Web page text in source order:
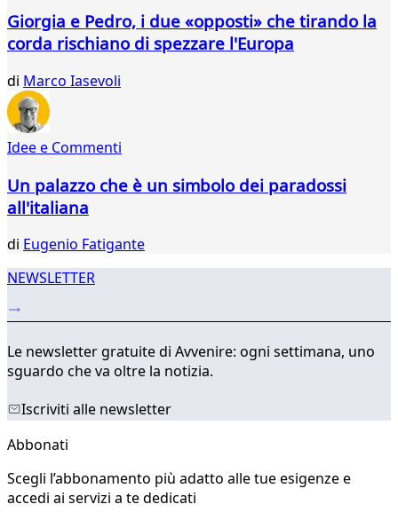
Giorgia e Pedro, i due «opposti» che tirando la
corda rischiano di spezzare l'Europa
di Marco Iasevoli
Idee e Commenti
Un palazzo che è un simbolo dei paradossi
all'italiana
di Eugenio Fatigante
NEWSLETTER
Le newsletter gratuite di Avvenire: ogni settimana, uno
sguardo che va oltre la notizia.
Iscriviti alle newsletter
Abbonati
Scegli l’abbonamento più adatto alle tue esigenze e
accedi ai servizi a te dedicati